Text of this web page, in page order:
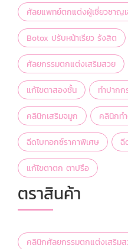
ศัลยแพทย์ตกแต่งผู้เชี่ยวชาญเ
Botox ปรับหน้าเรียว รังสิต
ศัลยกรรมตกแต่งเสริมสวย
แก้ไขตาสองชั้น ทำปากก
คลินิกเสริมจมูก คลินิกท
ฉีดโบทอกซ์ราคาพิเศษ ฉี
แก้ไขตาตก ตาปรือ
ตราสินค้า
คลินิกศัลยกรรมตกแต่งเสริม